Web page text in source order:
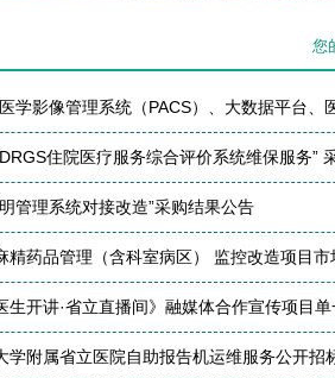
您
学影像管理系统（PACS）、大数据平台、
住院医疗服务综合评价系统维保服务”
管理系统对接改造”采购结果公告
精药品管理（含科室病区） 监控改造项目市
生开讲·省立直播间》融媒体合作宣传项目
学附属省立医院自助报告机运维服务公开招